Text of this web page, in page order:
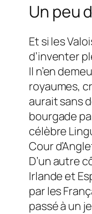
Un peu
Et si les
d’inventer
Il n’en
royaumes,
aurait sans
bourgade
célèbre
Cour
D’un autre
Irlande et
par les
passé à un